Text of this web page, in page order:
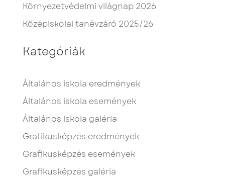
Környezetvédelmi világnap 2026
Középiskolai tanévzáró 2025/26
Kategóriák
Általános iskola eredmények
Általános iskola események
Általános iskola galéria
Grafikusképzés eredmények
Grafikusképzés események
Grafikusképzés galéria